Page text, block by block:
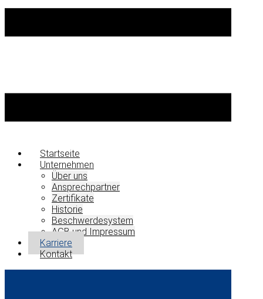
Startseite
Unternehmen
Über uns
Ansprechpartner
Zertifikate
Historie
Beschwerdesystem
AGB und Impressum
Karriere
Kontakt